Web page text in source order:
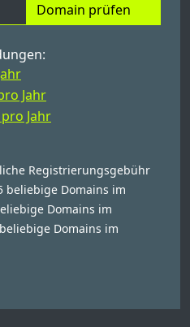
Domain prüfen
Jahr
Jahr
Registrierungsgebühr
beliebige Domains im
Domains im
Domains im